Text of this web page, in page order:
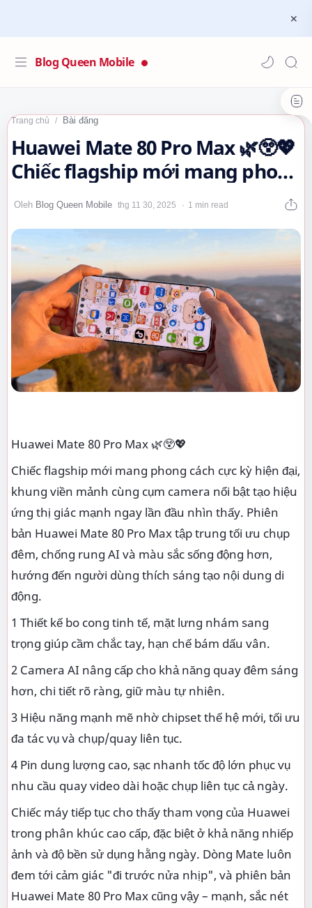
Blog Queen Mobile
Trang chủ Bài đăng
Huawei Mate 80 Pro Max 🌿😲💖
Chiếc flagship mới mang phong
cách cực kỳ hiện đại
1 min read
Huawei Mate 80 Pro Max 🌿😲💖
Chiếc flagship mới mang phong cách cực kỳ hiện đại,
khung viền mảnh cùng cụm camera nổi bật tạo hiệu
ứng thị giác mạnh ngay lần đầu nhìn thấy. Phiên
bản Huawei Mate 80 Pro Max tập trung tối ưu chụp
đêm, chống rung AI và màu sắc sống động hơn,
hướng đến người dùng thích sáng tạo nội dung di
động.
1 Thiết kế bo cong tinh tế, mặt lưng nhám sang
trọng giúp cầm chắc tay, hạn chế bám dấu vân.
2 Camera AI nâng cấp cho khả năng quay đêm sáng
hơn, chi tiết rõ ràng, giữ màu tự nhiên.
3 Hiệu năng mạnh mẽ nhờ chipset thế hệ mới, tối ưu
đa tác vụ và chụp/quay liên tục.
4 Pin dung lượng cao, sạc nhanh tốc độ lớn phục vụ
nhu cầu quay video dài hoặc chụp liên tục cả ngày.
Chiếc máy tiếp tục cho thấy tham vọng của Huawei
trong phân khúc cao cấp, đặc biệt ở khả năng nhiếp
ảnh và độ bền sử dụng hằng ngày. Dòng Mate luôn
đem tới cảm giác "đi trước nửa nhịp", và phiên bản
Huawei Mate 80 Pro Max cũng vậy – mạnh, sắc nét